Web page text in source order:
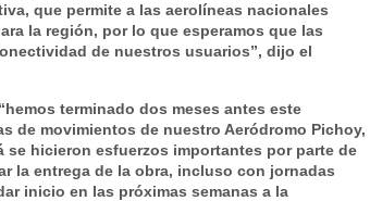
que permite a las aerolíneas nacionales
la región, por lo que esperamos que las
de nuestros usuarios”, dijo el
terminado dos meses antes este
de movimientos de nuestro Aeródromo Pichoy,
se hicieron esfuerzos importantes por parte de
la entrega de la obra, incluso con jornadas
inicio en las próximas semanas a la